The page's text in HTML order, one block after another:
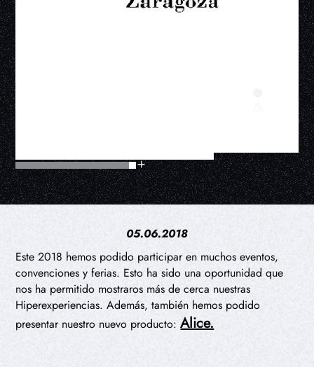
05.06.2018
Este 2018 hemos podido participar en muchos eventos,
convenciones y ferias. Esto ha sido una oportunidad que
nos ha permitido mostraros más de cerca nuestras
Hiperexperiencias. Además, también hemos podido
presentar nuestro nuevo producto: Alice.